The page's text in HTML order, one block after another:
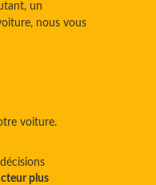
un
nous vous
voiture.
plus